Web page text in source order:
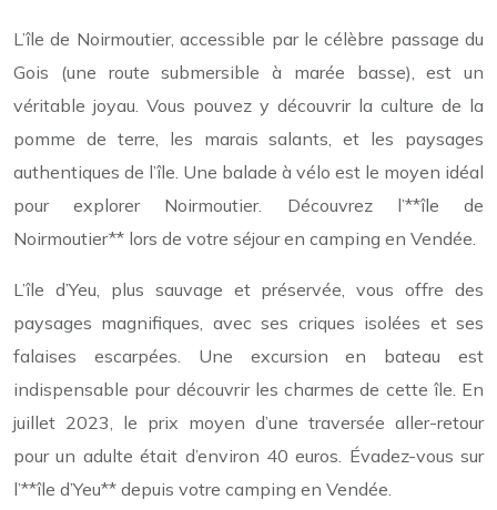
L’île de Noirmoutier, accessible par le célèbre passage du
Gois (une route submersible à marée basse), est un
véritable joyau. Vous pouvez y découvrir la culture de la
pomme de terre, les marais salants, et les paysages
authentiques de l’île. Une balade à vélo est le moyen idéal
pour explorer Noirmoutier. Découvrez l’**île de
Noirmoutier** lors de votre séjour en camping en Vendée.
L’île d’Yeu, plus sauvage et préservée, vous offre des
paysages magnifiques, avec ses criques isolées et ses
falaises escarpées. Une excursion en bateau est
indispensable pour découvrir les charmes de cette île. En
juillet 2023, le prix moyen d’une traversée aller-retour
pour un adulte était d’environ 40 euros. Évadez-vous sur
l’**île d’Yeu** depuis votre camping en Vendée.